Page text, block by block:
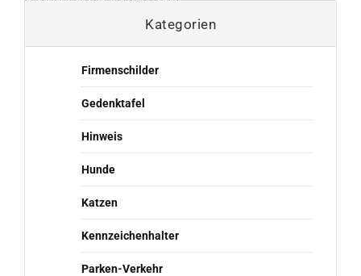
Kategorien
Firmenschilder
Gedenktafel
Hinweis
Hunde
Katzen
Kennzeichenhalter
Parken-Verkehr